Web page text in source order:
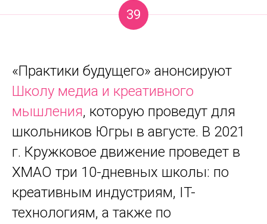
39
«Практики будущего» анонсируют
Школу медиа и креативного
мышления, которую проведут для
школьников Югры в августе. В 2021
г. Кружковое движение проведет в
ХМАО три 10-дневных школы: по
креативным индустриям, IT-
технологиям, а также по